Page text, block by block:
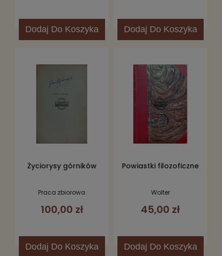
Dodaj Do Koszyka Dodaj Do Koszyka
Życiorysy górników
Praca zbiorowa
100,00 zł
Dodaj Do Koszyka
Powiastki filozoficzne
Wolter
45,00 zł
Dodaj Do Koszyka